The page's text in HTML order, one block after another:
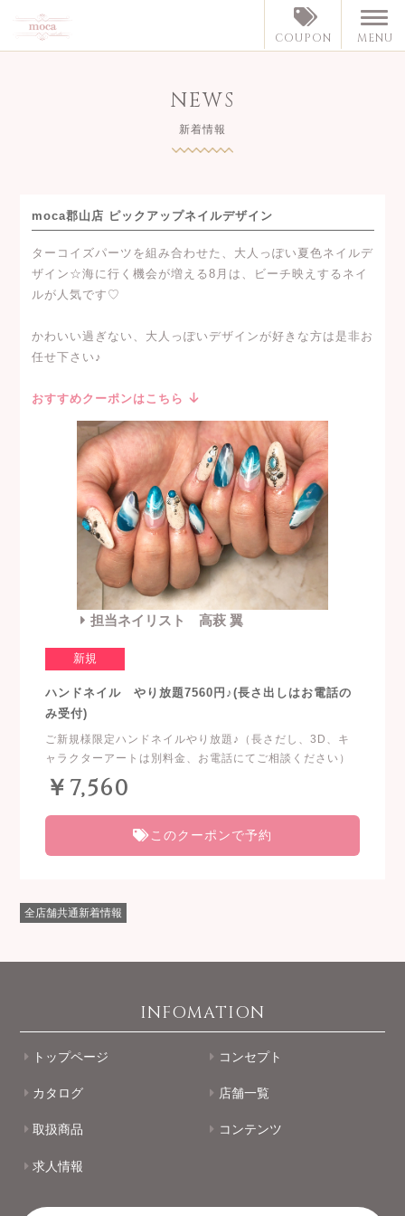
COUPON MENU
NEWS
新着情報
moca郡山店 ピックアップネイルデザイン
ターコイズパーツを組み合わせた、大人っぽい夏色ネイルデ
ザイン☆海に行く機会が増える8月は、ビーチ映えするネイ
ルが人気です♡
かわいい過ぎない、大人っぽいデザインが好きな方は是非お
任せ下さい♪
おすすめクーポンはこちら
担当ネイリスト 高萩 翼
新規
ハンドネイル やり放題7560円♪(長さ出しはお電話の
み受付)
ご新規様限定ハンドネイルやり放題♪（長さだし、3D、キ
ャラクターアートは別料金、お電話にてご相談ください）
￥7,560
このクーポンで予約
全店舗共通新着情報
INFOMATION
トップページ コンセプト
カタログ 店舗一覧
取扱商品 コンテンツ
求人情報